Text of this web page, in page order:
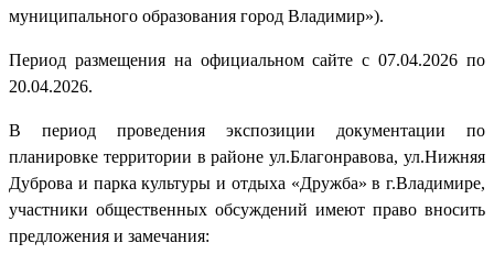
муниципального образования город Владимир»).
Период размещения на официальном сайте с 07.04.2026 по
20.04.2026.
В период проведения экспозиции документации по
планировке территории в районе ул.Благонравова, ул.Нижняя
Дуброва и парка культуры и отдыха «Дружба» в г.Владимире,
участники общественных обсуждений имеют право вносить
предложения и замечания: